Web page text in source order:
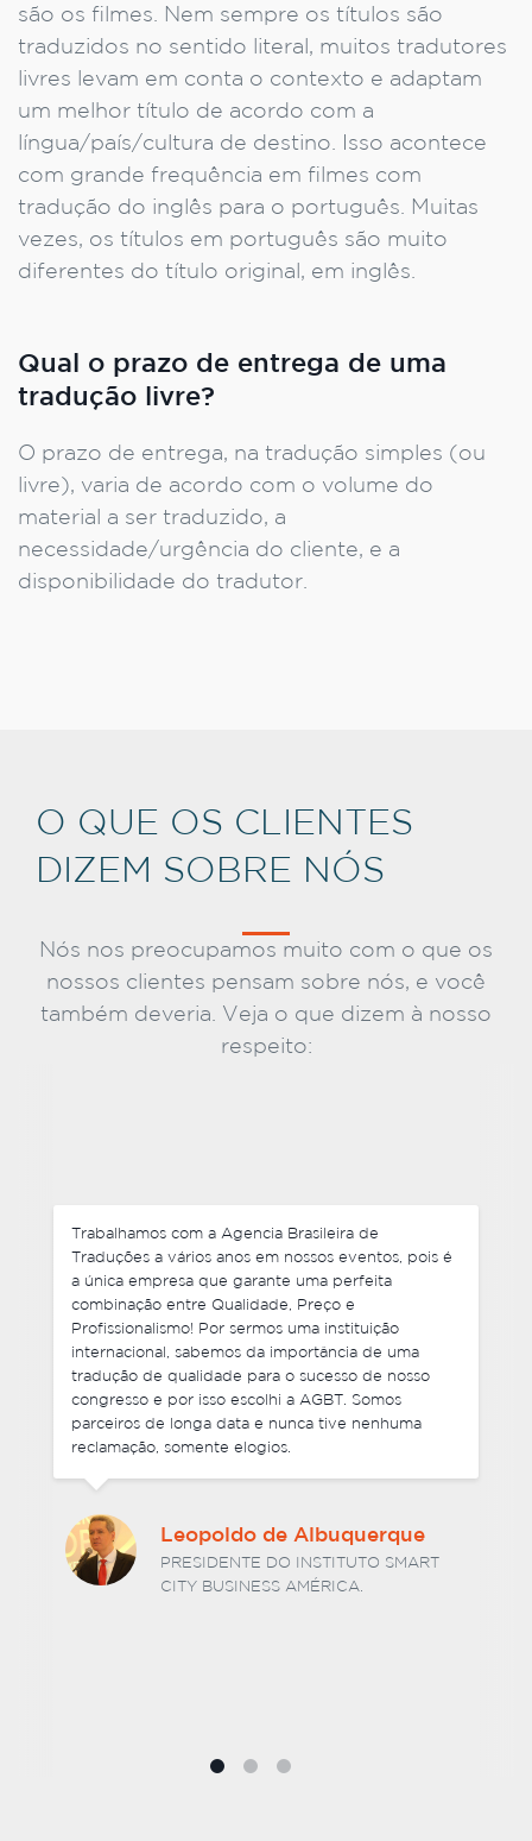
são os filmes. Nem sempre os títulos são
traduzidos no sentido literal, muitos tradutores
livres levam em conta o contexto e adaptam
um melhor título de acordo com a
língua/país/cultura de destino. Isso acontece
com grande frequência em filmes com
tradução do inglês para o português. Muitas
vezes, os títulos em português são muito
diferentes do título original, em inglês.
Qual o prazo de entrega de uma
tradução livre?
O prazo de entrega, na tradução simples (ou
livre), varia de acordo com o volume do
material a ser traduzido, a
necessidade/urgência do cliente, e a
disponibilidade do tradutor.
O QUE OS CLIENTES
DIZEM SOBRE NÓS
Nós nos preocupamos muito com o que os
nossos clientes pensam sobre nós, e você
também deveria. Veja o que dizem à nosso
respeito:
Não somente negociamos preços competitivos,
mas também cada um de nossos pedidos foram
entregues antes do prazo e foram muito flexíveis
com mudanças de última hora em alguns dos
arquivos finais que enviamos. Foi ótimo lidar com a
equipe da Agencia Brasileira de Traduções e não
tenho nenhuma hesitação em recomendar os seus
serviços. Estou ansioso por trabalhar com vocês
novamente no futuro.
Barcelos
SÓCIO DIRETOR DA BARCELOS E
ASSOCIADOS SOCIEDADE DE ADVOGADOS